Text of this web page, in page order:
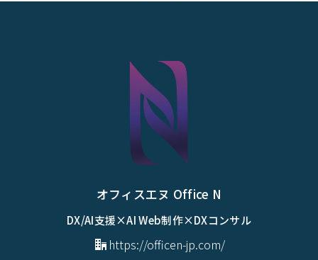
オフィスエヌ Office N
DX/AI支援×AI Web制作×DXコンサル
https://officen-jp.com/